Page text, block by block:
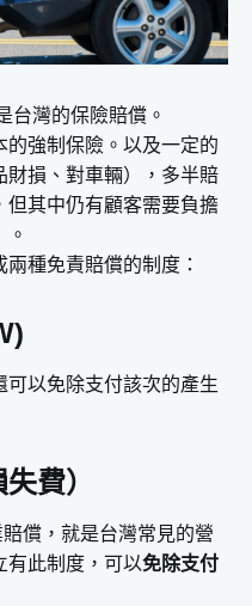
台灣的保險賠償。
的強制保險。以及一定的
財損、對車輛），多半賠
但其中仍有顧客需要負擔
。
種免責賠償的制度：
可以免除支付該次的產生
費）
償，就是台灣常見的營
有此制度，可以免除支付